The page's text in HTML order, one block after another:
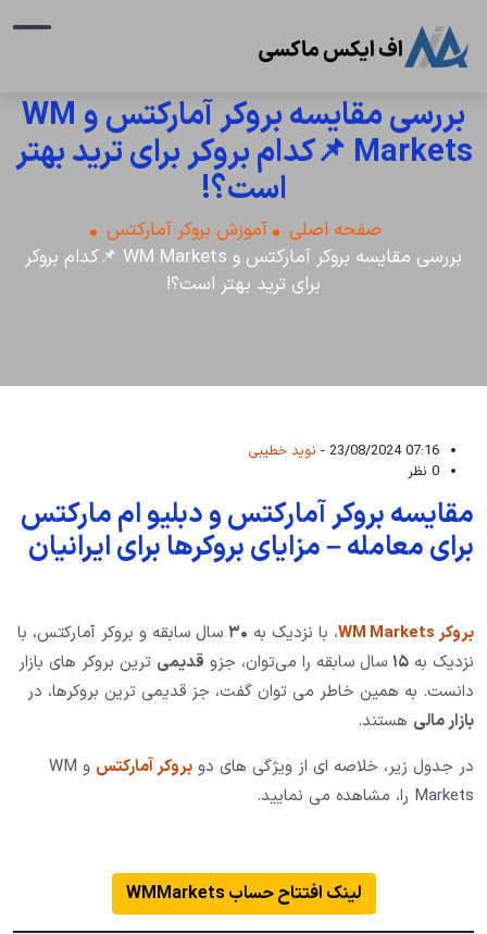
بررسی مقایسه بروکر آمارکتس و WM
Markets 📌کدام بروکر برای ترید بهتر
است؟!
صفحه اصلی
آموزش بروکر آمارکتس
بررسی مقایسه بروکر آمارکتس و WM Markets 📌کدام بروکر
برای ترید بهتر است؟!
07:16 23/08/2024 -
نوید خطیبی
0 نظر
مقایسه بروکر آمارکتس و دبلیو ام مارکتس
برای معامله – مزایای بروکرها برای ایرانیان
بروکر WM Markets ، با نزدیک به ۳۰ سال سابقه و بروکر آمارکتس، با
نزدیک به ۱۵ سال سابقه را می‌توان، جزو قدیمی ترین بروکر های بازار
دانست. به همین خاطر می توان گفت، جز قدیمی ترین بروکرها، در
بازار مالی هستند.
در جدول زیر، خلاصه ای از ویژگی های دو بروکر آمارکتس
و WM
Markets را، مشاهده می نمایید.
لینک افتتاح حساب WMMarkets